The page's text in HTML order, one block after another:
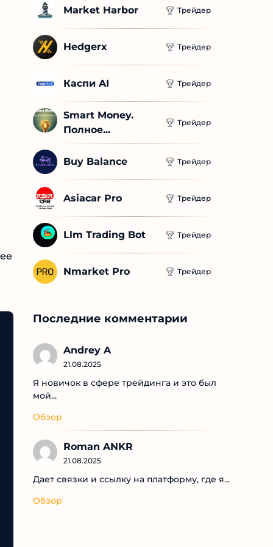
Market Harbor Трейдер
Hedgerx Трейдер
Каспи AI Трейдер
Smart Money.
Полное...
Трейдер
Buy Balance Трейдер
Asiacar Pro Трейдер
Llm Trading Bot Трейдер
Nmarket Pro Трейдер
Последние комментарии
Andrey A
21.08.2025
Я новичок в сфере трейдинга и это был
мой...
Обзор
Roman ANKR
21.08.2025
Дает связки и ссылку на платформу, где я...
Обзор